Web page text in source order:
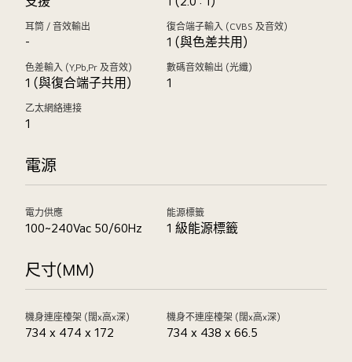
耳筒 / 音效輸出
-
復合端子輸入 (CVBS 及音效)
1 (與色差共用)
色差輸入 (Y,Pb,Pr 及音效)
1 (與復合端子共用)
數碼音效輸出 (光纖)
1
乙太網絡連接
1
電源
電力供應
100~240Vac 50/60Hz
能源標籤
1 級能源標籤
尺寸(MM)
機身連座檯架 (闊x高x深)
734 x 474 x 172
機身不連座檯架 (闊x高x深)
734 x 438 x 66.5